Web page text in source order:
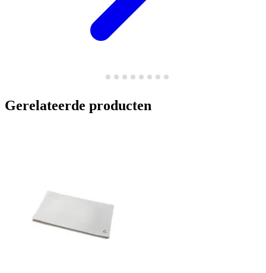
Gerelateerde producten